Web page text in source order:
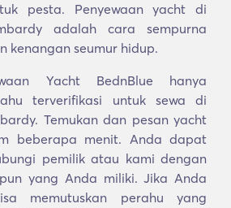
pesta. Penyewaan yacht di
adalah cara sempurna
kenangan seumur hidup.
Yacht BednBlue hanya
terverifikasi untuk sewa di
Temukan dan pesan yacht
beberapa menit. Anda dapat
pemilik atau kami dengan
yang Anda miliki. Jika Anda
memutuskan perahu yang